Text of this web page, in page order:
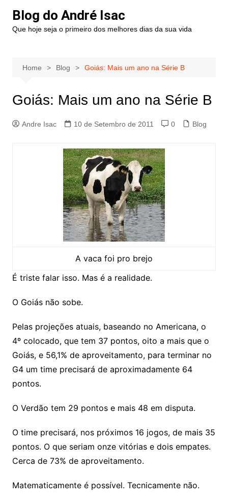
Blog do André Isac
Que hoje seja o primeiro dos melhores dias da sua vida
Home Blog Goiás: Mais um ano na Série B
Goiás: Mais um ano na Série B
Andre Isac 10 de Setembro de 2011 0 Blog
A vaca foi pro brejo
É triste falar isso. Mas é a realidade.
O Goiás não sobe.
Pelas projeções atuais, baseando no Americana, o
4º colocado, que tem 37 pontos, oito a mais que o
Goiás, e 56,1% de aproveitamento, para terminar no
G4 um time precisará de aproximadamente 64
pontos.
O Verdão tem 29 pontos e mais 48 em disputa.
O time precisará, nos próximos 16 jogos, de mais 35
pontos. O que seriam onze vitórias e dois empates.
Cerca de 73% de aproveitamento.
Matematicamente é possível. Tecnicamente não.